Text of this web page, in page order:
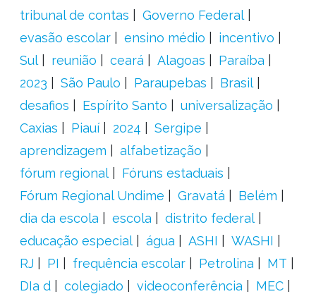
tribunal de contas
Governo Federal
evasão escolar
ensino médio
incentivo
Sul
reunião ceará Alagoas
Paraíba
2023
São Paulo Paraupebas
Brasil
desafios
Espírito Santo
universalização
Caxias
Piauí 2024
Sergipe
aprendizagem
alfabetização
fórum regional
Fóruns estaduais
Fórum Regional Undime
Gravatá
Belém
dia da escola
escola
distrito federal
educação especial
água ASHI
WASHI
RJ
PI frequência escolar Petrolina
MT
DIa d
colegiado videoconferência
MEC